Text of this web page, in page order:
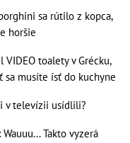
sa rútilo z kopca,
horšie
toalety v Grécku,
sa musíte ísť do kuchyne
v televízii usídlili?
Takto vyzerá